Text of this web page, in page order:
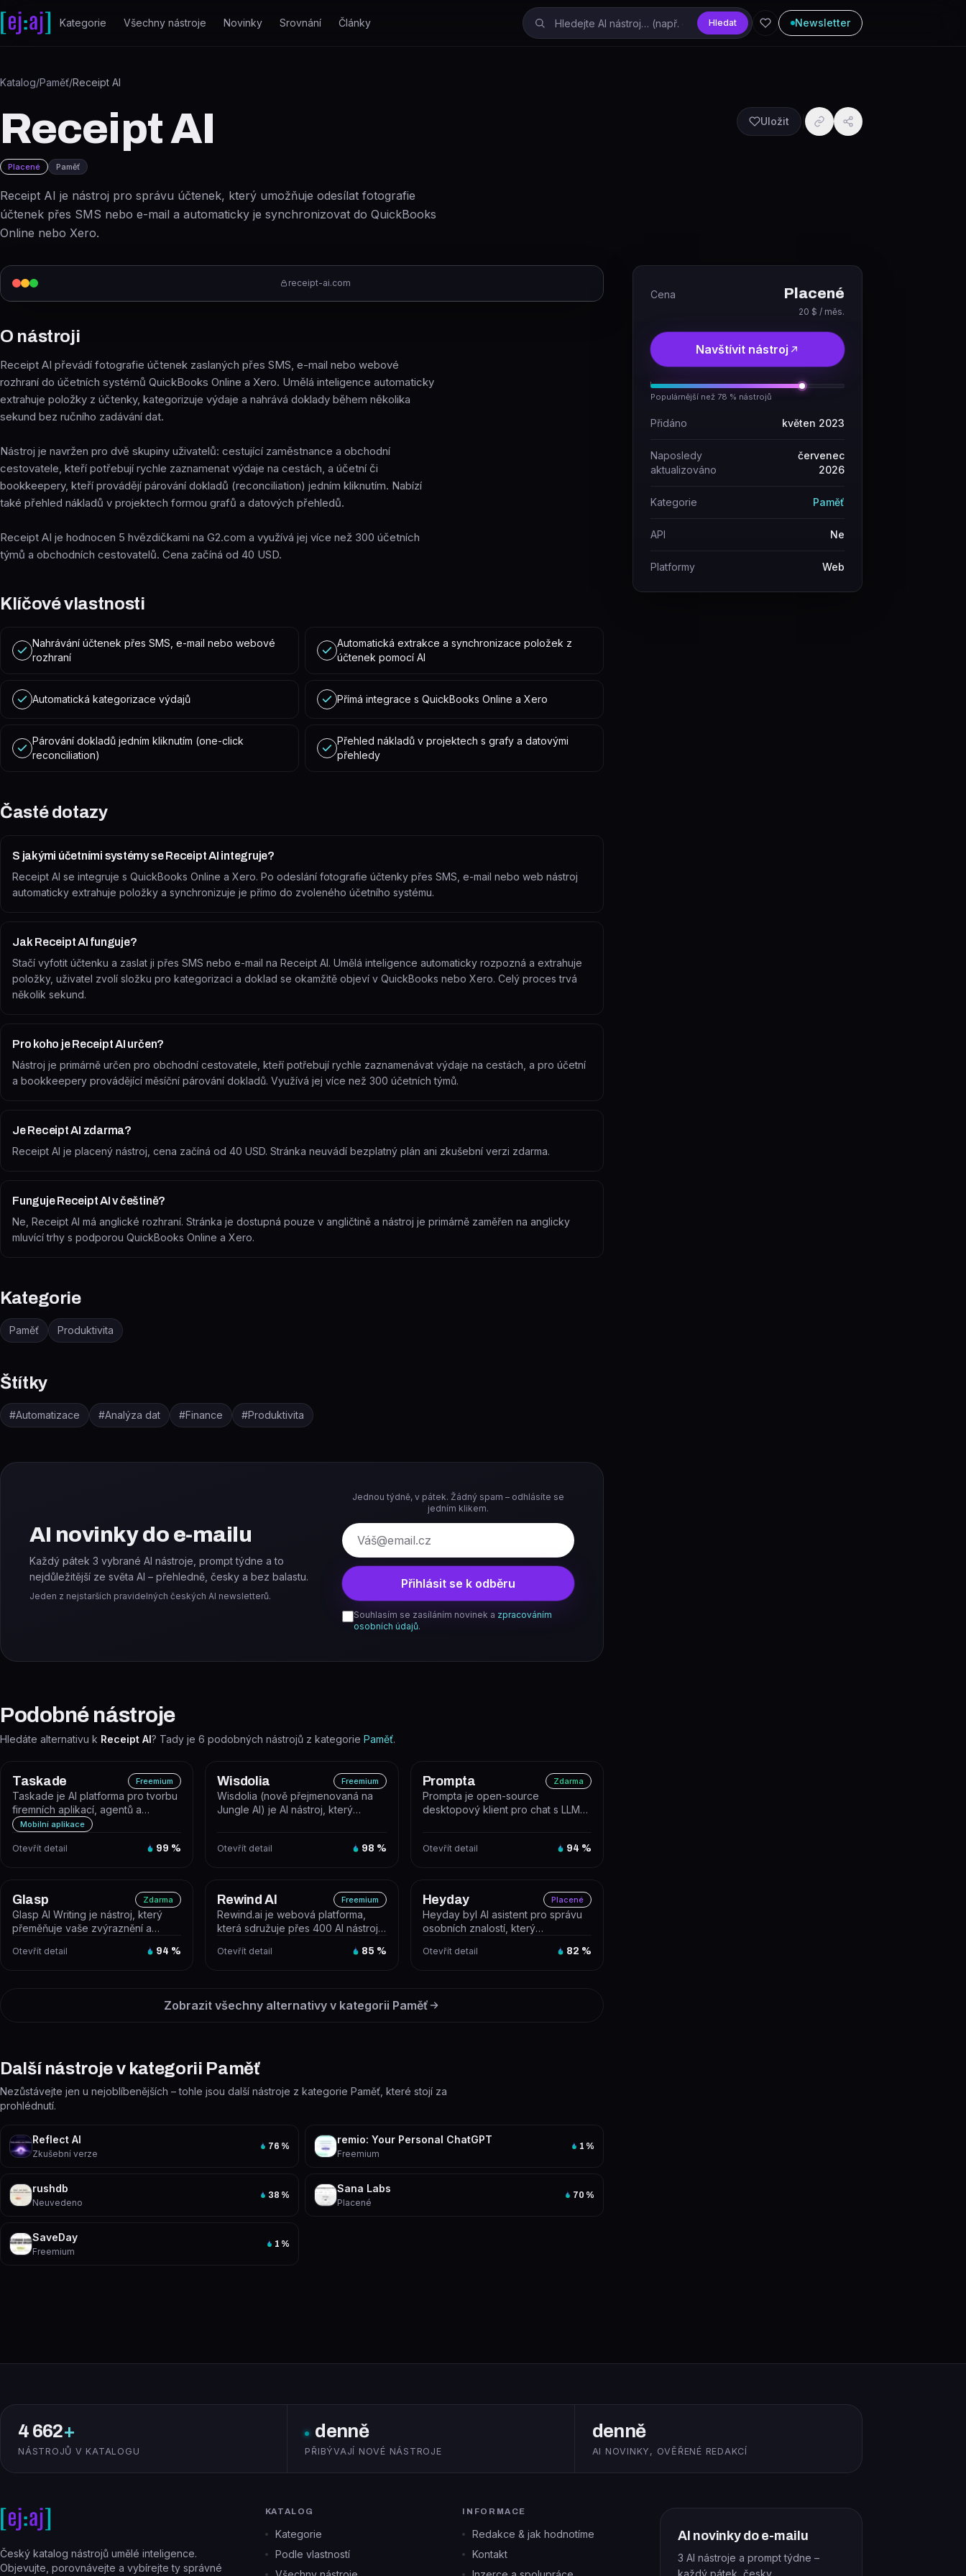
Přeskočit na obsah
Kategorie Všechny nástroje Novinky Srovnání Články Hledat Newsletter
Katalog/Paměť/Receipt AI
Receipt AI
Placené Paměť
Receipt AI je nástroj pro správu účtenek, který umožňuje odesílat fotografie
účtenek přes SMS nebo e-mail a automaticky je synchronizovat do QuickBooks
Online nebo Xero.
Uložit
receipt-ai.com
O nástroji
Receipt AI převádí fotografie účtenek zaslaných přes SMS, e-mail nebo webové
rozhraní do účetních systémů QuickBooks Online a Xero. Umělá inteligence automaticky
extrahuje položky z účtenky, kategorizuje výdaje a nahrává doklady během několika
sekund bez ručního zadávání dat.
Nástroj je navržen pro dvě skupiny uživatelů: cestující zaměstnance a obchodní
cestovatele, kteří potřebují rychle zaznamenat výdaje na cestách, a účetní či
bookkeepery, kteří provádějí párování dokladů (reconciliation) jedním kliknutím. Nabízí
také přehled nákladů v projektech formou grafů a datových přehledů.
Receipt AI je hodnocen 5 hvězdičkami na G2.com a využívá jej více než 300 účetních
týmů a obchodních cestovatelů. Cena začíná od 40 USD.
Klíčové vlastnosti
Nahrávání účtenek přes SMS, e-mail nebo webové
rozhraní
Automatická extrakce a synchronizace položek z
účtenek pomocí AI
Automatická kategorizace výdajů Přímá integrace s QuickBooks Online a Xero
Párování dokladů jedním kliknutím (one-click
reconciliation)
Přehled nákladů v projektech s grafy a datovými
přehledy
Časté dotazy
S jakými účetními systémy se Receipt AI integruje?
Receipt AI se integruje s QuickBooks Online a Xero. Po odeslání fotografie účtenky přes SMS, e-mail nebo web nástroj
automaticky extrahuje položky a synchronizuje je přímo do zvoleného účetního systému.
Jak Receipt AI funguje?
Stačí vyfotit účtenku a zaslat ji přes SMS nebo e-mail na Receipt AI. Umělá inteligence automaticky rozpozná a extrahuje
položky, uživatel zvolí složku pro kategorizaci a doklad se okamžitě objeví v QuickBooks nebo Xero. Celý proces trvá
několik sekund.
Pro koho je Receipt AI určen?
Nástroj je primárně určen pro obchodní cestovatele, kteří potřebují rychle zaznamenávat výdaje na cestách, a pro účetní
a bookkeepery provádějící měsíční párování dokladů. Využívá jej více než 300 účetních týmů.
Je Receipt AI zdarma?
Receipt AI je placený nástroj, cena začíná od 40 USD. Stránka neuvádí bezplatný plán ani zkušební verzi zdarma.
Funguje Receipt AI v češtině?
Ne, Receipt AI má anglické rozhraní. Stránka je dostupná pouze v angličtině a nástroj je primárně zaměřen na anglicky
mluvící trhy s podporou QuickBooks Online a Xero.
Kategorie
Paměť Produktivita
Štítky
#Automatizace #Analýza dat #Finance #Produktivita
AI novinky do e-mailu
Každý pátek 3 vybrané AI nástroje, prompt týdne a to
nejdůležitější ze světa AI – přehledně, česky a bez balastu.
Jeden z nejstarších pravidelných českých AI newsletterů.
Jednou týdně, v pátek. Žádný spam – odhlásíte se
jedním klikem.
E-mail
Přihlásit se k odběru
Souhlasím se zasíláním novinek a zpracováním
osobních údajů.
Podobné nástroje
Hledáte alternativu k Receipt AI? Tady je 6 podobných nástrojů z kategorie Paměť.
Taskade Freemium
Taskade je AI platforma pro tvorbu
firemních aplikací, agentů a
automatizovaných workflow z jedi...
Mobilní aplikace
Otevřít detail 99 %
Wisdolia Freemium
Wisdolia (nově přejmenovaná na
Jungle AI) je AI nástroj, který
Otevřít detail 98 %
Prompta Zdarma
Prompta je open-source
desktopový klient pro chat s LLM
Otevřít detail 94 %
Glasp Zdarma
Glasp AI Writing je nástroj, který
přeměňuje vaše zvýraznění a
vi...
Otevřít detail 94 %
Rewind AI Freemium
Rewind.ai je webová platforma,
která sdružuje přes 400 AI nástrojů
Otevřít detail 85 %
Heyday Placené
Heyday byl AI asistent pro správu
osobních znalostí, který
obsa...
Otevřít detail 82 %
Zobrazit všechny alternativy v kategorii Paměť
Další nástroje v kategorii Paměť
Nezůstávejte jen u nejoblíbenějších – tohle jsou další nástroje z kategorie Paměť, které stojí za
prohlédnutí.
Reflect AI
Zkušební verze
76 %
remio: Your Personal ChatGPT
Freemium
1 %
rushdb
Neuvedeno
38 %
Sana Labs
Placené
70 %
SaveDay
Freemium
1 %
Cena Placené
20 $ / měs.
Navštívit nástroj
Populárnější než 78 % nástrojů
Přidáno květen 2023
Naposledy
aktualizováno
červenec
2026
Kategorie Paměť
API Ne
Platformy Web
4 662+
NÁSTROJŮ V KATALOGU
denně
PŘIBÝVAJÍ NOVÉ NÁSTROJE
denně
AI NOVINKY, OVĚŘENÉ REDAKCÍ
Český katalog nástrojů umělé inteligence.
Objevujte, porovnávejte a vybírejte ty správné
KATALOG
Kategorie
Podle vlastností
INFORMACE
Redakce & jak hodnotíme
Kontakt
AI novinky do e-mailu
3 AI nástroje a prompt týdne –
každý pátek, česky.